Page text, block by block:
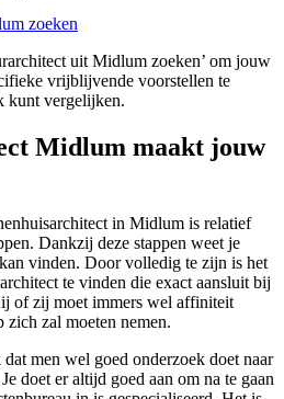
zoeken
uit Midlum zoeken’ om jouw
vrijblijvende voorstellen te
kunt vergelijken.
Midlum maakt jouw
in Midlum is relatief
Dankzij deze stappen weet je
vinden. Door volledig te zijn is het
te vinden die exact aansluit bij
of zij moet immers wel affiniteit
zich zal moeten nemen.
men wel goed onderzoek doet naar
doet er altijd goed aan om na te gaan